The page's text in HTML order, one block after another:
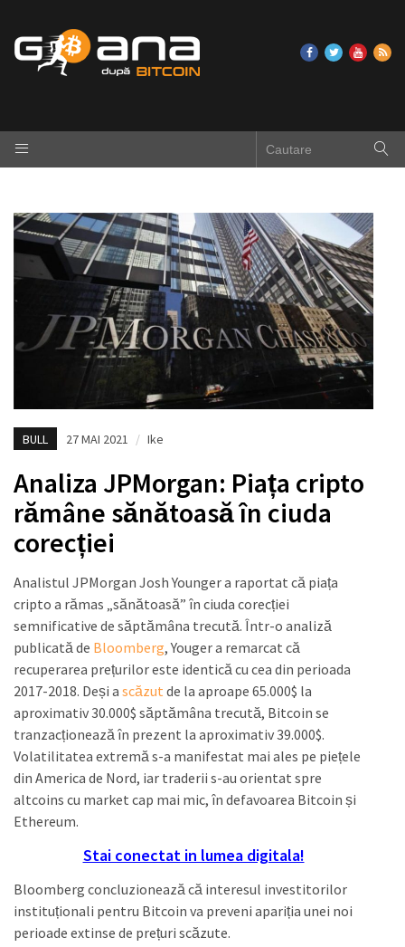
BULL 27 MAI 2021 / Ike
Analiza JPMorgan: Piața cripto
rămâne sănătoasă în ciuda
corecției
Analistul JPMorgan Josh Younger a raportat că piața
cripto a rămas „sănătoasă” în ciuda corecției
semnificative de săptămâna trecută. Într-o analiză
publicată de Bloomberg, Youger a remarcat că
recuperarea prețurilor este identică cu cea din perioada
2017-2018. Deși a scăzut de la aproape 65.000$ la
aproximativ 30.000$ săptămâna trecută, Bitcoin se
tranzacționează în prezent la aproximativ 39.000$.
Volatilitatea extremă s-a manifestat mai ales pe piețele
din America de Nord, iar traderii s-au orientat spre
altcoins cu market cap mai mic, în defavoarea Bitcoin și
Ethereum.
Stai conectat in lumea digitala!
Bloomberg concluzionează că interesul investitorilor
instituționali pentru Bitcoin va preveni apariția unei noi
perioade extinse de prețuri scăzute.